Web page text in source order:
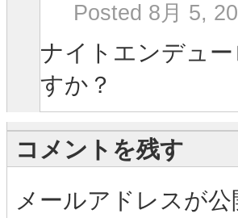
Posted 8月 5,
ナイトエンデュ
すか？
コメントを残す
メールアドレスが